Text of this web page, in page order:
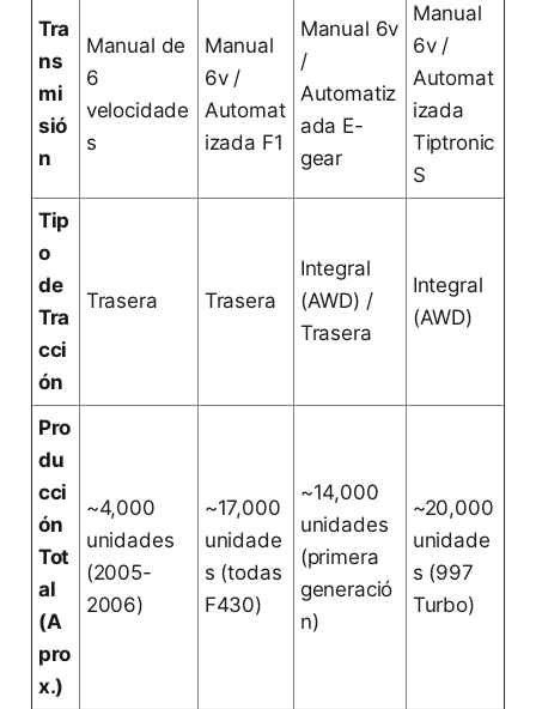
Tra
ns
mi
sió
n
Manual de
6
velocidade
s
Manual
6v /
Automat
izada F1
Manual 6v
/
Automatiz
ada E-
gear
Manual
6v /
Automat
izada
Tiptronic
S
Tip
o
de
Tra
cci
ón
Trasera Trasera
Integral
(AWD) /
Trasera
Integral
(AWD)
Pro
du
cci
ón
Tot
al
(A
pro
x.)
~4,000
unidades
(2005-
2006)
~17,000
unidade
s (todas
F430)
~14,000
unidades
(primera
generació
n)
~20,000
unidade
s (997
Turbo)